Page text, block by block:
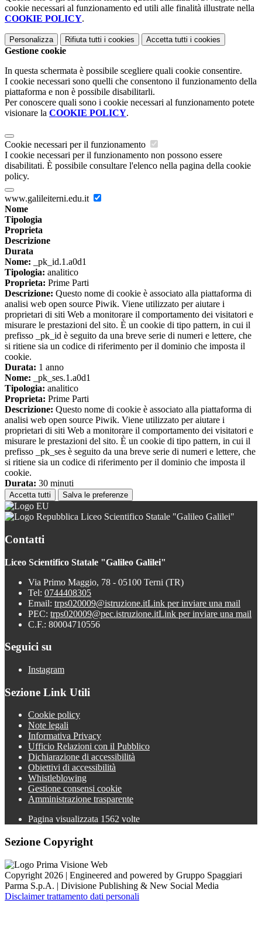
cookie necessari al funzionamento ed utili alle finalità illustrate nella
COOKIE POLICY.
Personalizza Rifiuta tutti i cookies Accetta tutti i cookies
Gestione cookie
In questa schermata è possibile scegliere quali cookie consentire.
I cookie necessari sono quelli che consentono il funzionamento della
piattaforma e non è possibile disabilitarli.
Per conoscere quali sono i cookie necessari al funzionamento potete
visionare la COOKIE POLICY.
Cookie necessari per il funzionamento
I cookie necessari per il funzionamento non possono essere
disabilitati. È possibile consultare l'elenco nella pagina della cookie
policy.
www.galileiterni.edu.it
Nome
Tipologia
Proprieta
Descrizione
Durata
Nome: _pk_id.1.a0d1
Tipologia: analitico
Proprieta: Prime Parti
Descrizione: Questo nome di cookie è associato alla piattaforma di
analisi web open source Piwik. Viene utilizzato per aiutare i
proprietari di siti Web a monitorare il comportamento dei visitatori e
misurare le prestazioni del sito. È un cookie di tipo pattern, in cui il
prefisso _pk_id è seguito da una breve serie di numeri e lettere, che
si ritiene sia un codice di riferimento per il dominio che imposta il
cookie.
Durata: 1 anno
Nome: _pk_ses.1.a0d1
Tipologia: analitico
Proprieta: Prime Parti
Descrizione: Questo nome di cookie è associato alla piattaforma di
analisi web open source Piwik. Viene utilizzato per aiutare i
proprietari di siti Web a monitorare il comportamento dei visitatori e
misurare le prestazioni del sito. È un cookie di tipo pattern, in cui il
prefisso _pk_ses è seguito da una breve serie di numeri e lettere, che
si ritiene sia un codice di riferimento per il dominio che imposta il
cookie.
Durata: 30 minuti
Accetta tutti Salva le preferenze
Liceo Scientifico Statale "Galileo Galilei"
Contatti
Liceo Scientifico Statale "Galileo Galilei"
Via Primo Maggio, 78 - 05100 Terni (TR)
Tel: 0744408305
Email: trps020009@istruzione.itLink per inviare una mail
PEC: trps020009@pec.istruzione.itLink per inviare una mail
C.F.: 80004710556
Seguici su
Instagram
Sezione Link Utili
Cookie policy
Note legali
Informativa Privacy
Ufficio Relazioni con il Pubblico
Dichiarazione di accessibilità
Obiettivi di accessibilità
Whistleblowing
Gestione consensi cookie
Amministrazione trasparente
Pagina visualizzata 1562 volte
Sezione Copyright
Copyright 2026 | Engineered and powered by Gruppo Spaggiari
Parma S.p.A. | Divisione Publishing & New Social Media
Disclaimer trattamento dati personali